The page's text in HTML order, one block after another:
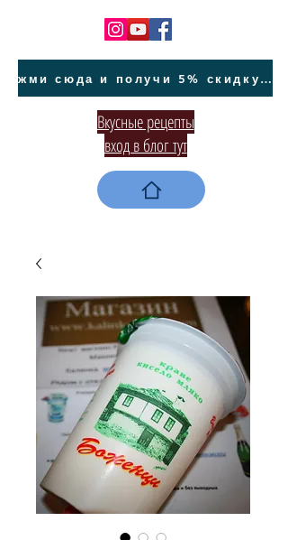
жми сюда и получи 5% скидку на покупку авто на Кипре и автообслуживание
Вкусные рецепты
вход в блог тут